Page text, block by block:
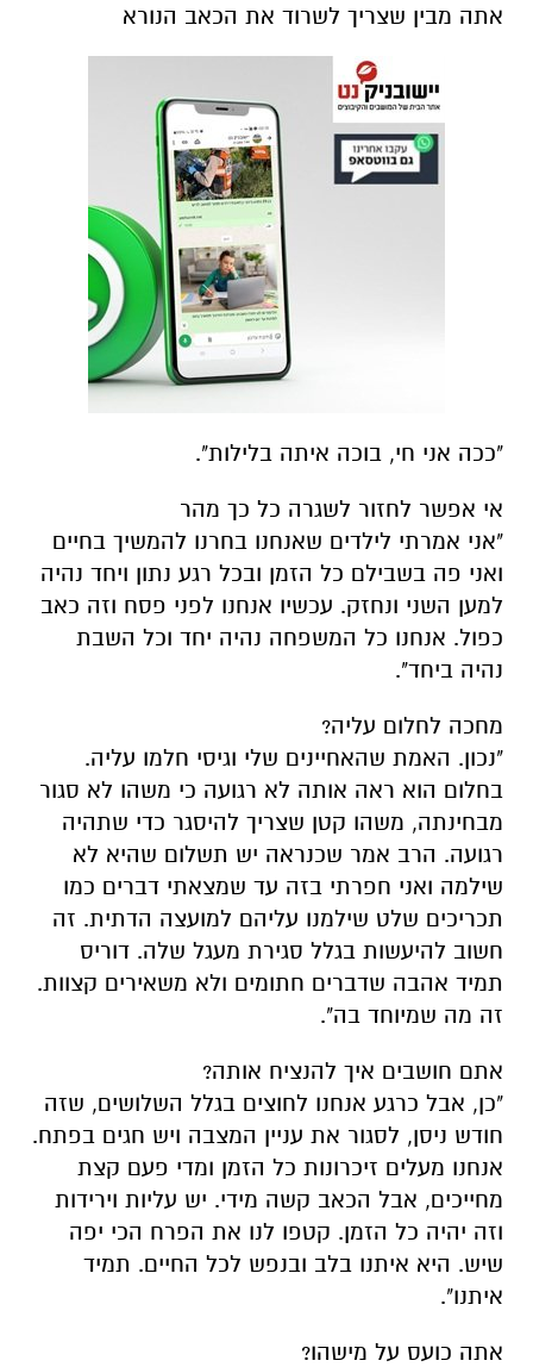
אתה מבין שצריך לשרוד את הכאב הנורא
"ככה אני חי, בוכה איתה בלילות".
אי אפשר לחזור לשגרה כל כך מהר
"אני אמרתי לילדים שאנחנו בחרנו להמשיך בחיים
ואני פה בשבילם כל הזמן ובכל רגע נתון ויחד נהיה
למען השני ונחזק. עכשיו אנחנו לפני פסח וזה כאב
כפול. אנחנו כל המשפחה נהיה יחד וכל השבת
נהיה ביחד".
מחכה לחלום עליה?
"נכון. האמת שהאחיינים שלי וגיסי חלמו עליה.
בחלום הוא ראה אותה לא רגועה כי משהו לא סגור
מבחינתה, משהו קטן שצריך להיסגר כדי שתהיה
רגועה. הרב אמר שכנראה יש תשלום שהיא לא
שילמה ואני חפרתי בזה עד שמצאתי דברים כמו
תכריכים שלט שילמנו עליהם למועצה הדתית. זה
חשוב להיעשות בגלל סגירת מעגל שלה. דוריס
תמיד אהבה שדברים חתומים ולא משאירים קצוות.
זה מה שמיוחד בה".
אתם חושבים איך להנציח אותה?
"כן, אבל כרגע אנחנו לחוצים בגלל השלושים, שזה
חודש ניסן, לסגור את עניין המצבה ויש חגים בפתח.
אנחנו מעלים זיכרונות כל הזמן ומדי פעם קצת
מחייכים, אבל הכאב קשה מידי. יש עליות וירידות
וזה יהיה כל הזמן. קטפו לנו את הפרח הכי יפה
שיש. היא איתנו בלב ובנפש לכל החיים. תמיד
איתנו".
אתה כועס על מישהו?